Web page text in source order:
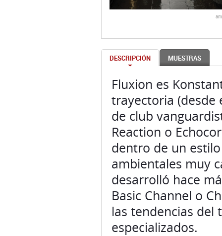
DESCRIPCIÓN MUESTRAS
Fluxion es
trayectoria (desde
de club
Reaction o
dentro de un
ambientales muy
desarrolló hace
Basic Channel o
las tendencias del
especializados.